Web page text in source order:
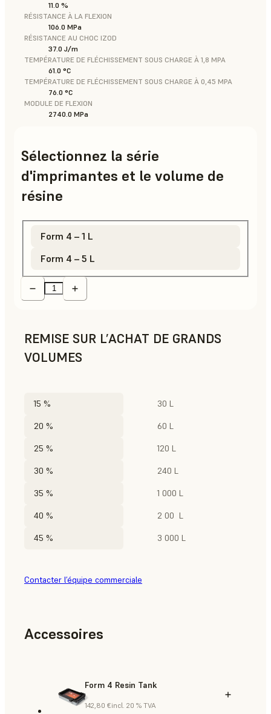
11.0 %
RÉSISTANCE À LA FLEXION
106.0 MPa
RÉSISTANCE AU CHOC IZOD
37.0 J/m
TEMPÉRATURE DE FLÉCHISSEMENT SOUS CHARGE À 1,8 MPA
61.0 °C
TEMPÉRATURE DE FLÉCHISSEMENT SOUS CHARGE À 0,45 MPA
76.0 °C
MODULE DE FLEXION
2740.0 MPa
Sélectionnez la série
d'imprimantes et le volume de
résine
Form 4 – 1 L
Form 4 – 5 L
REMISE SUR L’ACHAT DE GRANDS
VOLUMES
15 % 30 L
20 % 60 L
25 % 120 L
30 % 240 L
35 % 1 000 L
40 % 2 00 L
45 % 3 000 L
Contacter l’équipe commerciale
Accessoires
Form 4 Resin Tank
142,80 €incl. 20 % TVA